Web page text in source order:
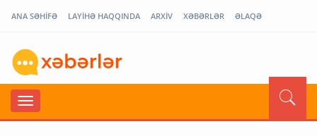
ANA SƏHİFƏ LAYİHƏ HAQQINDA ARXİV XƏBƏRLƏR ƏLAQƏ